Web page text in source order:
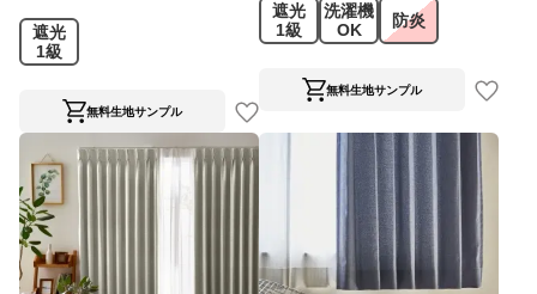
遮光
1級
無料生地サンプル
遮光
1級
洗濯機
OK
防炎
無料生地サンプル